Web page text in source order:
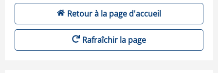
Retour à la page d'accueil
Rafraîchir la page